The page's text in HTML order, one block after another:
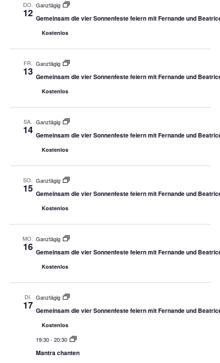
DO.
12
Ganztägig
Gemeinsam die vier Sonnenfeste feiern mit Fernande und
Kostenlos
FR.
13
Ganztägig
Gemeinsam die vier Sonnenfeste feiern mit Fernande und
Kostenlos
SA.
14
Ganztägig
Gemeinsam die vier Sonnenfeste feiern mit Fernande und
Kostenlos
SO.
15
Ganztägig
Gemeinsam die vier Sonnenfeste feiern mit Fernande und
Kostenlos
MO.
16
Ganztägig
Gemeinsam die vier Sonnenfeste feiern mit Fernande und
Kostenlos
DI.
17
Ganztägig
Gemeinsam die vier Sonnenfeste feiern mit Fernande und
Kostenlos
19:30- 20:30
Mantra chanten